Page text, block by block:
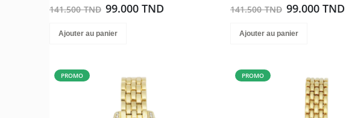
141.500 TND 99.000 TND
Ajouter au panier
141.500 TND 99.000 TND
Ajouter au panier
PROMO PROMO